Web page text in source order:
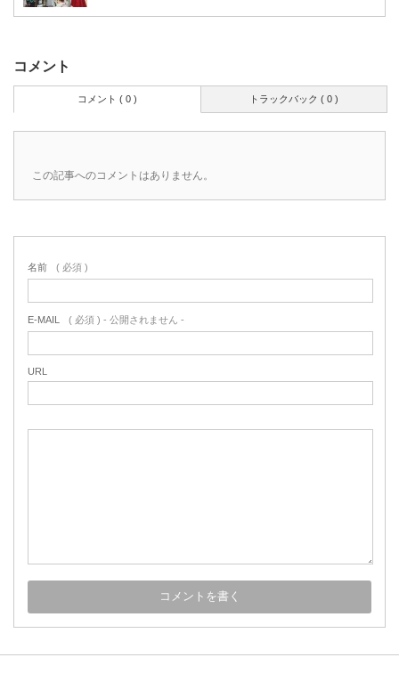
コメント
トラックバック ( 0 )
コメント ( 0 )
この記事へのコメントはありません。
名前 ( 必須 )
E-MAIL ( 必須 ) - 公開されません -
URL